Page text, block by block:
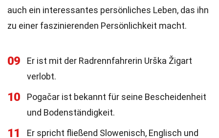
auch ein interessantes persönliches Leben, das ihn
zu einer faszinierenden Persönlichkeit macht.
09
Er ist mit der Radrennfahrerin Urška Žigart
verlobt.
10
Pogačar ist bekannt für seine Bescheidenheit
und Bodenständigkeit.
11
Er spricht fließend Slowenisch, Englisch und